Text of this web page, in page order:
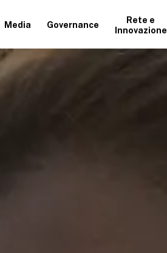
Media Governance
Rete e
Innovazione